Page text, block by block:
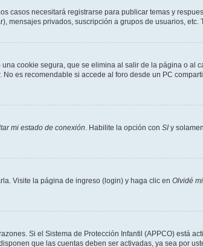
casos necesitará registrarse para publicar temas y
privados, suscripción a grupos de usuarios, etc.
cookie segura, que se elimina al salir de la página o al
es recomendable si accede al foro desde un PC
mi estado de conexión . Habilite la opción con SI y
Visite la página de ingreso (login) y haga clic en Olvidé
Si el Sistema de Protección Infantil (APPCO) está
que las cuentas deben ser activadas, ya sea por